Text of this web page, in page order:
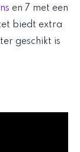
en 7 met een
biedt extra
geschikt is